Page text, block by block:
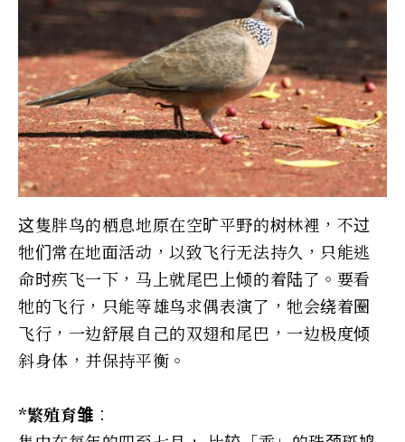
这隻胖鸟的栖息地原在空旷平野的树林裡，不过
牠们常在地面活动，以致飞行无法持久，只能逃
命时疾飞一下，马上就尾巴上倾的着陆了。要看
牠的飞行，只能等雄鸟求偶表演了，牠会绕着圈
飞行，一边舒展自己的双翅和尾巴，一边极度倾
斜身体，并保持平衡。
*繁殖育雏︰